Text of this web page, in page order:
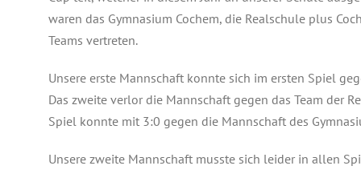
waren das Gymnasium Cochem, die Realschule plus
Teams vertreten.
Unsere erste Mannschaft konnte sich im ersten Spiel
Das zweite verlor die Mannschaft gegen das Team der
Spiel konnte mit 3:0 gegen die Mannschaft des
Unsere zweite Mannschaft musste sich leider in allen